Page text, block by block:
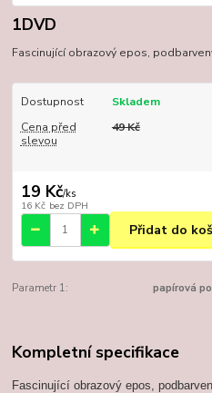
1DVD
Fascinující obrazový epos,
Dostupnost
Skladem
Cena před
slevou
49 Kč
19 Kč/ks
16 Kč bez DPH
Přidat do
Parametr 1: papírová
Kompletní specifikace
Fascinující obrazový epos,